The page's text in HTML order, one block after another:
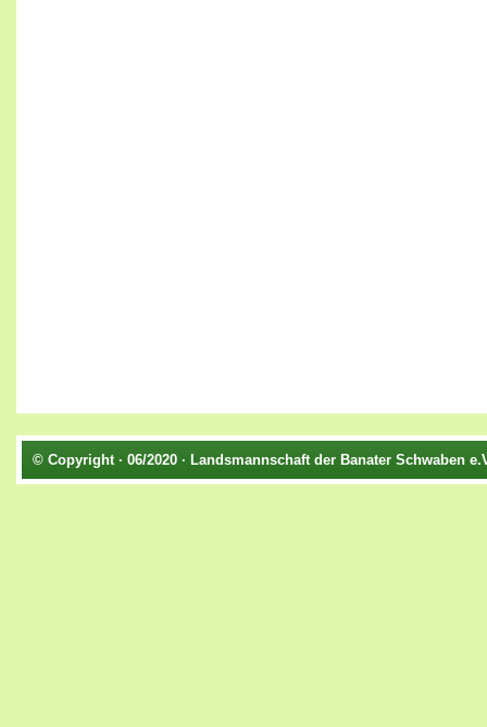
© Copyright · 06/2020 · Landsmannschaft der Banater Schwaben